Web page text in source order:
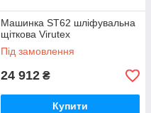
Машинка ST62 шліфувальна
щіткова Virutex
Під замовлення
24 912 ₴
Купити